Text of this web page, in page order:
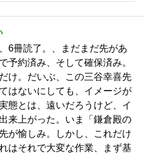
6冊読了。、まだまだ先があ
予約済み、そして確保済み。
け。だいぶ、この三谷幸喜先
はないにしても、イメージが
態とは、遠いだろうけど、イ
来上がった。いま「鎌倉殿の
が愉しみ。しかし、これだけ
はそれで大変な作業、まず基